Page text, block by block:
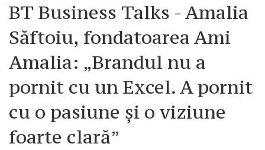
BT Business Talks - Amalia
Săftoiu, fondatoarea Ami
Amalia: „Brandul nu a
pornit cu un Excel. A pornit
cu o pasiune și o viziune
foarte clară”